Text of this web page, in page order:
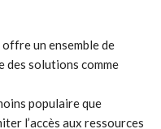
offre un ensemble de
solutions comme
populaire que
l’accès aux ressources